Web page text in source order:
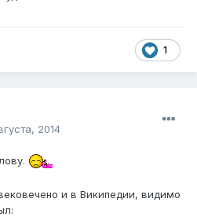
1
2014
и в Википедии, видимо